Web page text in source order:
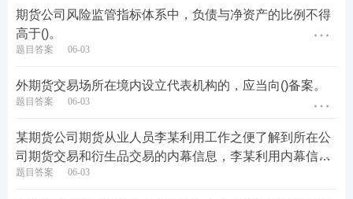
期货公司风险监管指标体系中，负债与净资产的比例不得
高于()。
题目答案 06-03
外期货交易场所在境内设立代表机构的，应当向()备案。
题目答案 06-03
某期货公司期货从业人员李某利用工作之便了解到所在公
司期货交易和衍生品交易的内幕信息，李某利用内幕信息
从事有关的期货交易和衍生品交易，违法所得40万元。可
题目答案 06-03